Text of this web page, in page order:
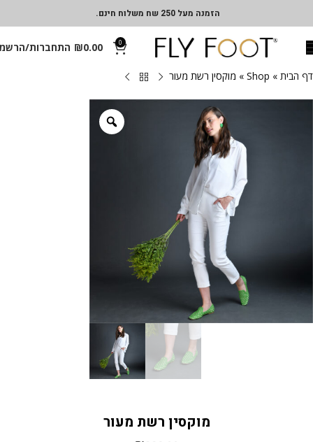
הזמנה מעל 250 שח משלוח חינם.
0
₪0.00 התחברות/
דף הבית »
Shop
» מוקסין רשת מעור
מוקסין רשת מעור